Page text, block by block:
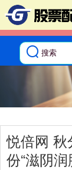
悦倍网 秋
份“滋阴